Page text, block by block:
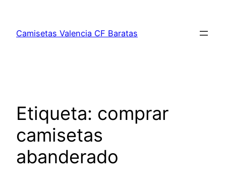
contenido
Camisetas Valencia CF Baratas
Etiqueta: comprar
camisetas
abanderado